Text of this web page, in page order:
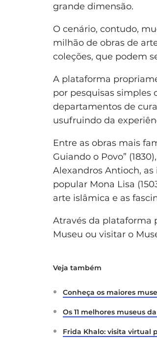
grande dimensão.
O cenário, contudo,
milhão de obras de
coleções, que podem
A plataforma
por pesquisas simples
departamentos de
usufruindo da
Entre as obras mais
Guiando o Povo”
Alexandros Antioch,
popular Mona Lisa
arte islâmica e as
Através da plataforma
Museu ou visitar o
Veja também
Conheça os maiores
Os 11 melhores museus
Frida Khalo: visita virtual